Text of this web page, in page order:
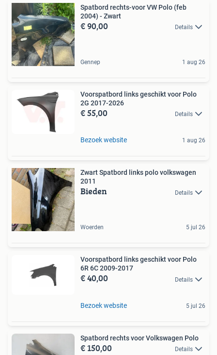
Spatbord rechts-voor VW Polo (feb
2004) - Zwart
€ 90,00 Details
Gennep 1 aug 26
Voorspatbord links geschikt voor Polo
2G 2017-2026
€ 55,00 Details
Bezoek website 1 aug 26
Zwart Spatbord links polo volkswagen
2011
Bieden Details
Woerden 5 jul 26
Voorspatbord links geschikt voor Polo
6R 6C 2009-2017
€ 40,00 Details
Bezoek website 5 jul 26
Spatbord rechts voor Volkswagen Polo
€ 150,00 Details